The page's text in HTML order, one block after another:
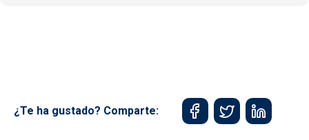
¿Te ha gustado? Comparte: